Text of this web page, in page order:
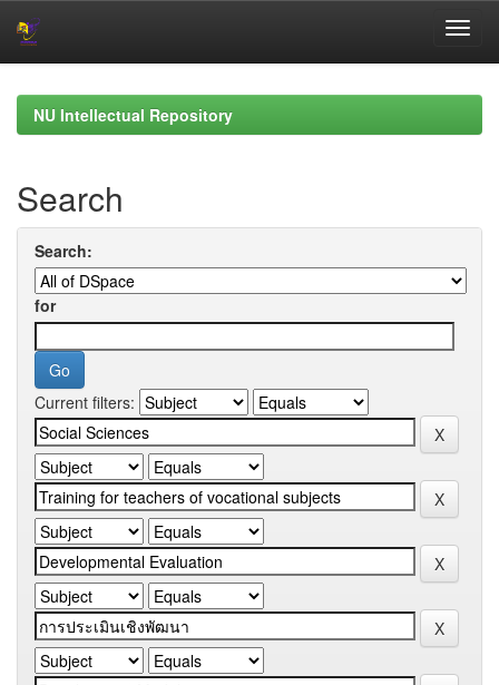
navigationNU Intellectual Repository
Search
Search:
for
Current filters: